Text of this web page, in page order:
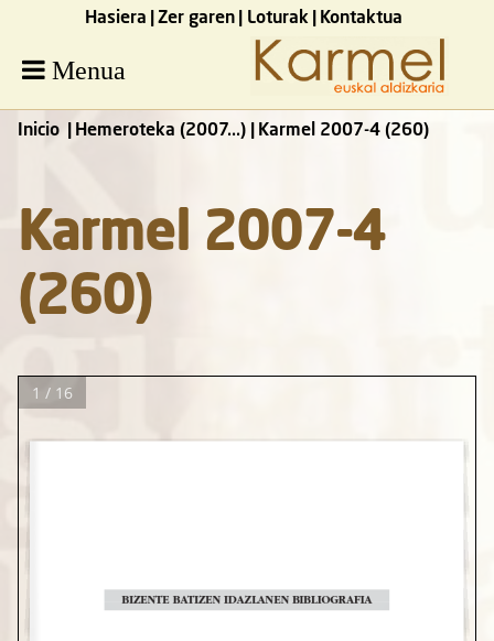
Hasiera Zer garen Loturak Kontaktua
Menua
Inicio Hemeroteka (2007...) Karmel 2007-4 (260)
Karmel 2007-4
(260)
1 / 16